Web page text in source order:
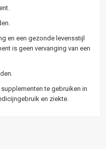
en een gezonde levensstijl
is geen vervanging van een
te gebruiken in
en ziekte.